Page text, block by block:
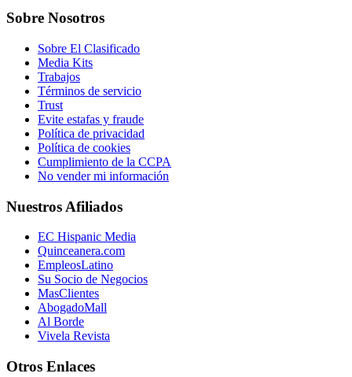
Sobre Nosotros
Sobre El Clasificado
Media Kits
Trabajos
Términos de servicio
Trust
Evite estafas y fraude
Política de privacidad
Política de cookies
Cumplimiento de la CCPA
No vender mi información
Nuestros Afiliados
EC Hispanic Media
Quinceanera.com
EmpleosLatino
Su Socio de Negocios
MasClientes
AbogadoMall
Al Borde
Vivela Revista
Otros Enlaces